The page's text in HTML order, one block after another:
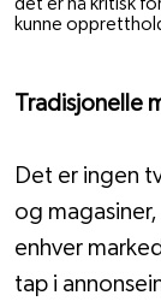
Tradisjonelle
Det er ingen
og
enhver
tap i
det er nå kritisk
kunne